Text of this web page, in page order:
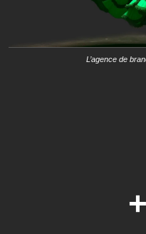
L’agence de